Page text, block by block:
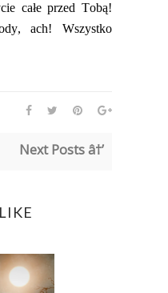
całe przed Tobą!
ach! Wszystko
Next Posts â†’